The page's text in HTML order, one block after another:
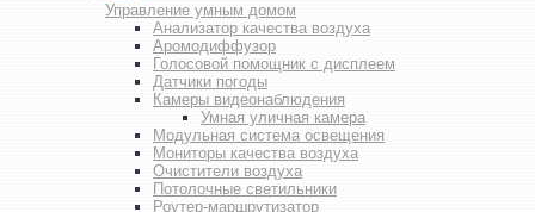
Управление умным домом
Анализатор качества воздуха
Аромодиффузор
Голосовой помощник с дисплеем
Датчики погоды
Камеры видеонаблюдения
Умная уличная камера
Модульная система освещения
Мониторы качества воздуха
Очистители воздуха
Потолочные светильники
Роутер-маршрутизатор